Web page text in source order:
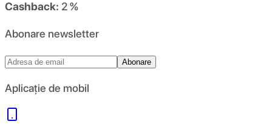
Cashback: 2 %
Abonare newsletter
Abonare
Aplicație de mobil